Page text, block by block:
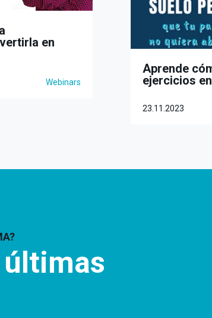
en
Webinars
Aprende
ejercicios
23.11.2023
últimas